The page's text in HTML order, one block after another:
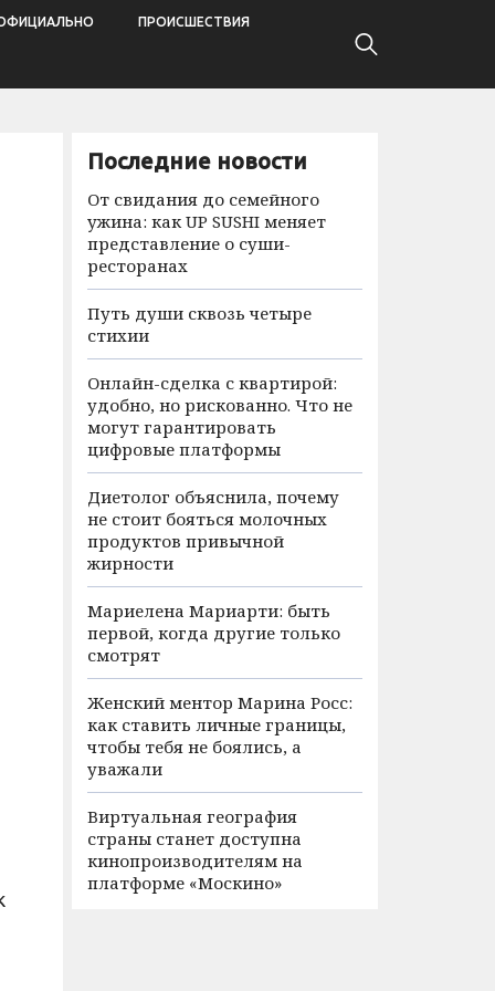
ПРОИСШЕСТВИЯ
Последние новости
От свидания до семейного
ужина: как UP SUSHI меняет
представление о суши-
ресторанах
Путь души сквозь четыре
стихии
Онлайн-сделка с квартирой:
удобно, но рискованно. Что не
могут гарантировать
цифровые платформы
Диетолог объяснила, почему
не стоит бояться молочных
продуктов привычной
жирности
Мариелена Мариарти: быть
первой, когда другие только
смотрят
Женский ментор Марина Росс:
как ставить личные границы,
чтобы тебя не боялись, а
уважали
Виртуальная география
страны станет доступна
кинопроизводителям на
платформе «Москино»